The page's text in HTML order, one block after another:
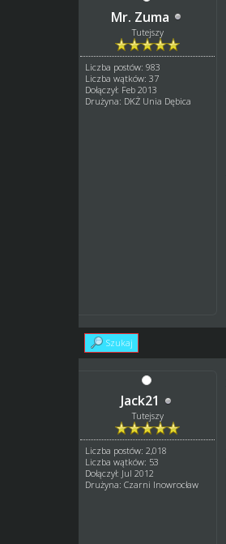
Mr. Zuma
Tutejszy
Liczba postów: 983
Liczba wątków: 37
Dołączył: Feb 2013
Drużyna: DKŻ Unia Dębica
Szukaj
Jack21
Tutejszy
Liczba postów: 2,018
Liczba wątków: 53
Dołączył: Jul 2012
Drużyna: Czarni Inowrocław